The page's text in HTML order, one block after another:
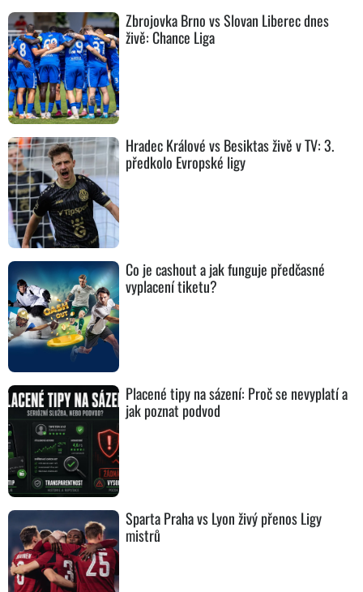
Zbrojovka Brno vs Slovan Liberec dnes
živě: Chance Liga
Hradec Králové vs Besiktas živě v TV: 3.
předkolo Evropské ligy
Co je cashout a jak funguje předčasné
vyplacení tiketu?
Placené tipy na sázení: Proč se nevyplatí a
jak poznat podvod
Sparta Praha vs Lyon živý přenos Ligy
mistrů